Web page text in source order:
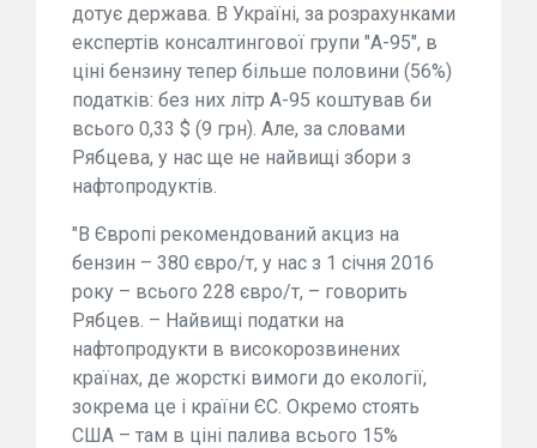
дотує держава. В Україні, за розрахунками
експертів консалтингової групи "А-95", в
ціні бензину тепер більше половини (56%)
податків: без них літр А-95 коштував би
всього 0,33 $ (9 грн). Але, за словами
Рябцева, у нас ще не найвищі збори з
нафтопродуктів.
"В Європі рекомендований акциз на
бензин – 380 євро/т, у нас з 1 січня 2016
року – всього 228 євро/т, – говорить
Рябцев. – Найвищі податки на
нафтопродукти в високорозвинених
країнах, де жорсткі вимоги до екології,
зокрема це і країни ЄС. Окремо стоять
США – там в ціні палива всього 15%